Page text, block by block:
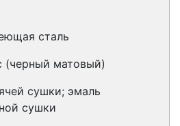
сталь
(черный матовый)
сушки; эмаль
сушки